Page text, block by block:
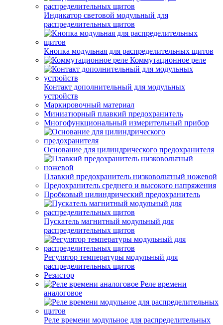
Индикатор световой модульный для
распределительных щитов
Кнопка модульная для распределительных щитов
Коммутационное реле
Контакт дополнительный для модульных
устройств
Маркировочный материал
Миниатюрный плавкий предохранитель
Многофункциональный измерительный прибор
Основание для цилиндрического предохранителя
Плавкий предохранитель низковольтный ножевой
Предохранитель среднего и высокого напряжения
Пробковый цилиндрический предохранитель
Пускатель магнитный модульный для
распределительных щитов
Регулятор температуры модульный для
распределительных щитов
Резистор
Реле времени
аналоговое
Реле времени модульное для распределительных